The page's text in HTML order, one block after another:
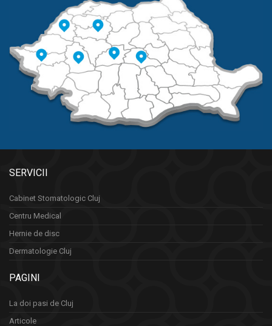
SERVICII
Cabinet Stomatologic Cluj
Centru Medical
Hernie de disc
Dermatologie Cluj
PAGINI
La doi pasi de Cluj
Articole